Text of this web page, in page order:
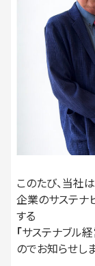
このたび、当社
企業のサステナ
する
「サステナブル
のでお知らせし